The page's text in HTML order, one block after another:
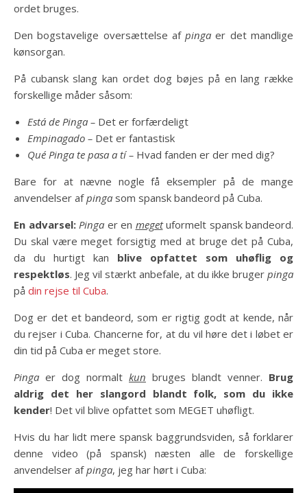
ordet bruges.
Den bogstavelige oversættelse afpinga er det mandlige
kønsorgan.
På cubansk slang kan ordet dog bøjes på en lang række
forskellige måder såsom:
Está de Pinga – Det er forfærdeligt
Empinagado – Det er fantastisk
Qué Pinga te pasa a tí – Hvad fanden er der med dig?
Bare for at nævne nogle få eksempler på de mange
anvendelser afpinga som spansk bandeord på Cuba.
En advarsel: Pinga er en megetuformelt spansk bandeord.
Du skal være meget forsigtig med at bruge det på Cuba,
da du hurtigt kan blive opfattet som uhøflig og
respektløs. Jeg vil stærkt anbefale, at du ikke bruger pinga
på din rejse til Cuba.
Dog er det et bandeord, som er rigtig godt at kende, når
du rejser i Cuba. Chancerne for, at du vil høre det i løbet er
din tid på Cuba er meget store.
Pinga er dog normalt kun bruges blandt venner. Brug
aldrig det her slangord blandt folk, som du ikke
kender! Det vil blive opfattet som MEGET uhøfligt.
Hvis du har lidt mere spansk baggrundsviden, så forklarer
denne video (på spansk) næsten alle de forskellige
anvendelser afpinga, jeg har hørt i Cuba: